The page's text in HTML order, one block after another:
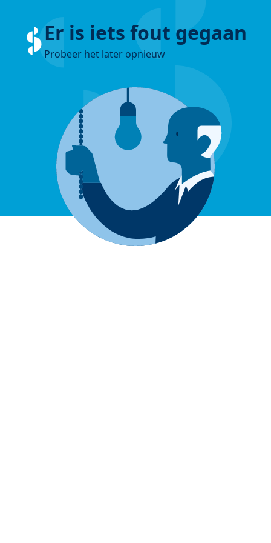
Er is iets fout gegaan
Probeer het later opnieuw